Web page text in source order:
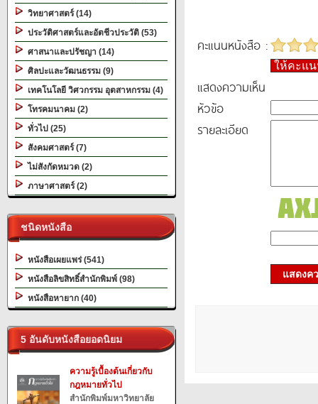
วิทยาศาสตร์ (14)
ประวัติศาสตร์และอัตชีวประวัติ (53)
ศาสนาและปรัชญา (14)
ศิลปะและวัฒนธรรม (9)
เทคโนโลยี วิศวกรรม อุตสาหกรรม (4)
โทรคมนาคม (2)
ทั่วไป (25)
สังคมศาสตร์ (7)
ไม่สังกัดหมวด (2)
ภาษาศาสตร์ (2)
ชนิดหนังสือ
หนังสือเผยแพร่ (541)
หนังสือลิขสิทธิ์สำนักพิมพ์ (98)
หนังสือหายาก (40)
5 อันดับหนังสือยอดนิยม
ความรู้เบื้องต้นเกี่ยวกับ
กฎหมายทั่วไป
สำนักพิมพ์มหาวิทยาลัย
คะแนนหนังสือ :
ให้คะแ
แสดงความเห็น
หัวข้อ
รายละเอียด
แสดงค